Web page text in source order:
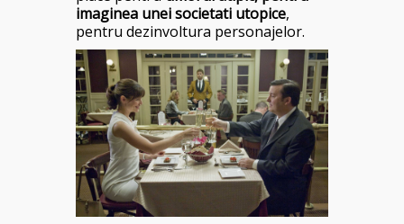
imaginea unei societati utopice,
pentru dezinvoltura personajelor.